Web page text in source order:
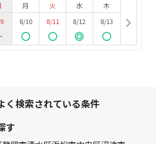
月
8/10
火
8/11
水
8/12
木
8/13
く検索されている条件
す